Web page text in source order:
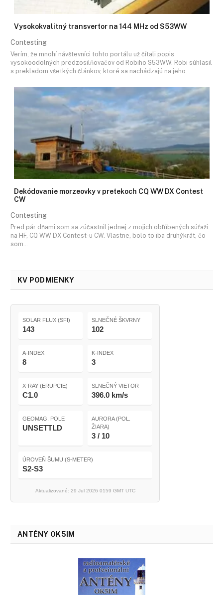
Vysokokvalitný transvertor na 144 MHz od S53WW
Contesting
Verím, že mnohí návštevníci tohto portálu už čítali popis
vysokoodolných predzosilňovačov od Robiho S53WW. Robi súhlasil
s prekladom všetkých článkov, ktoré sa nachádzajú na jeho…
Dekódovanie morzeovky v pretekoch CQ WW DX Contest
CW
Contesting
Pred pár dňami som sa zúčastnil jednej z mojich obľúbených súťaži
na HF, CQ WW DX Contest-u CW. Vlastne, bolo to iba druhýkrát, čo
som…
KV PODMIENKY
SOLAR FLUX (SFI)
143
SLNEČNÉ ŠKVRNY
102
A-INDEX
8
K-INDEX
3
X-RAY (ERUPCIE)
C1.0
SLNEČNÝ VIETOR
396.0 km/s
GEOMAG. POLE
UNSETTLD
AURORA (POL.
ŽIARA)
3 / 10
ÚROVEŇ ŠUMU (S-METER)
S2-S3
Aktualizované: 29 Jul 2026 0159 GMT UTC
ANTÉNY OK5IM